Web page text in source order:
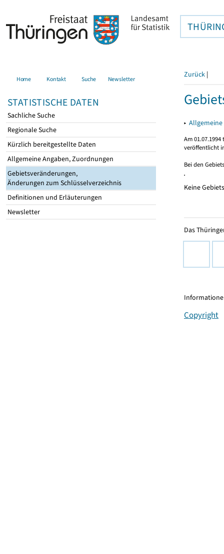
Home Kontakt Suche Newsletter
STATISTISCHE DATEN
Sachliche Suche
Regionale Suche
Kürzlich bereitgestellte Daten
Allgemeine Angaben, Zuordnungen
Gebietsveränderungen,
Änderungen zum Schlüsselverzeichnis
Definitionen und Erläuterungen
Newsletter
Zurück |
▸
Am
veröffentlicht
Bei den
Keine
Das
Copyright